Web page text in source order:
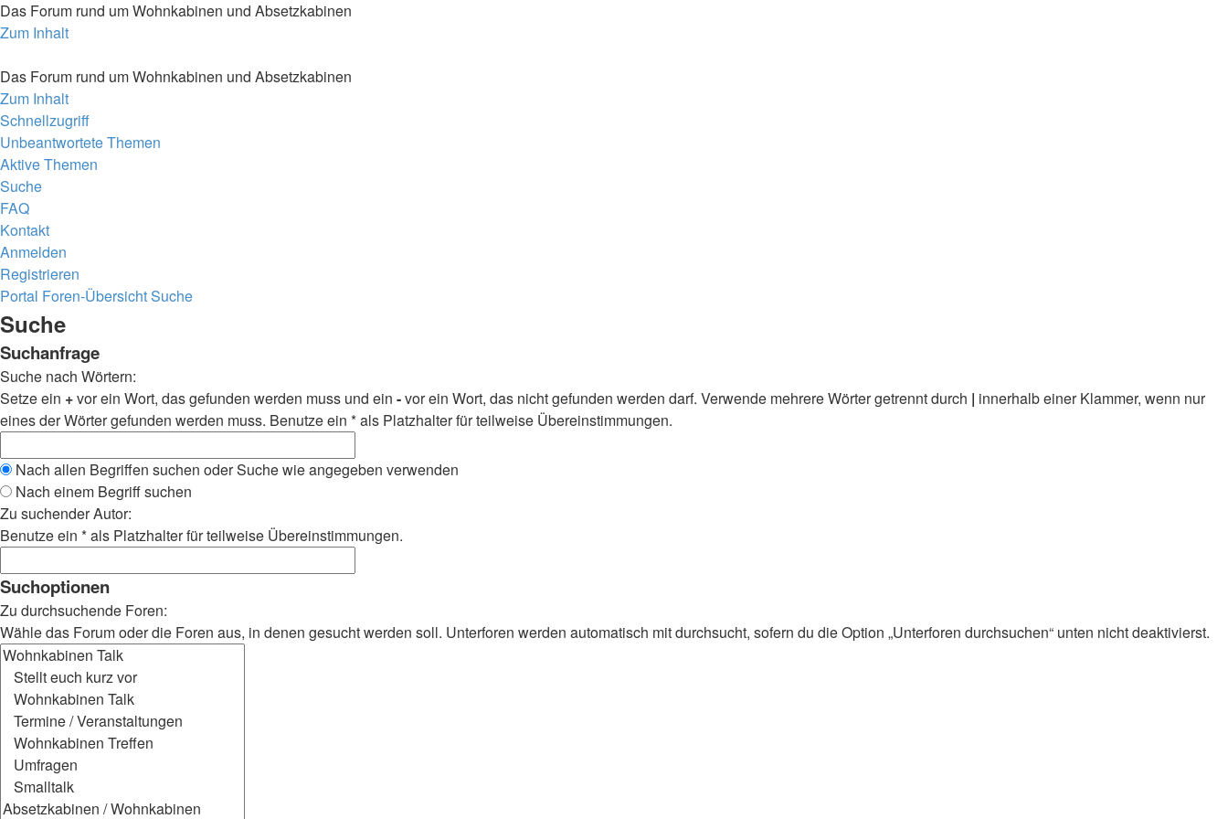
Das Forum rund um Wohnkabinen und Absetzkabinen
Zum Inhalt
Das Forum rund um Wohnkabinen und Absetzkabinen
Zum Inhalt
Schnellzugriff
Unbeantwortete Themen
Aktive Themen
Suche
FAQ
Kontakt
Anmelden
Registrieren
Portal Foren-ÜbersichtSuche
Suche
Suchanfrage
Suche nach Wörtern:
Setze ein +vor ein Wort, das gefunden werden muss und ein -vor ein Wort, das nicht gefunden werden darf. Verwende mehrere Wörter getrennt durch | innerhalb einer Klammer, wenn nur
eines der Wörter gefunden werden muss. Benutze ein * als Platzhalter für teilweise Übereinstimmungen.
Nach allen Begriffen suchen oder Suche wie angegeben verwenden
Nach einem Begriff suchen
Zu suchender Autor:
Benutze ein * als Platzhalter für teilweise Übereinstimmungen.
Suchoptionen
Zu durchsuchende Foren:
Wähle das Forum oder die Foren aus, in denen gesucht werden soll. Unterforen werden automatisch mit durchsucht, sofern du die Option „Unterforen durchsuchen“ unten nicht deaktivierst.